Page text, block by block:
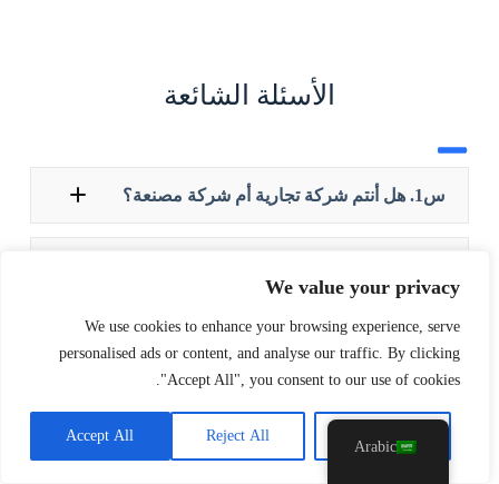
We value your privacy
We use cookies to enhance your browsing experience, serve
personalised ads or content, and analyse our traffic. By clicking
"Accept All", you consent to our use of cookies.
Reject All
Accept All
الأسئلة الشائعة
س1. هل أنتم شركة تجارية أم شركة مصنعة؟
رسومات ثلاثية الأبعاد؟
س3. كيف تتعاملون مع طلبات عروض الأسعار
(RFQs)؟
Arabic
H
i
d
e
c
t
y